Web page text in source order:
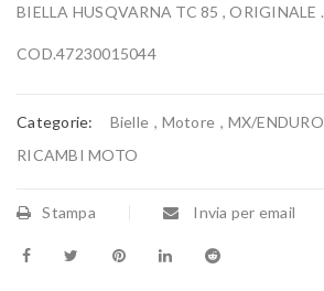
BIELLA HUSQVARNA TC 85 , ORIGINALE .
COD.47230015044
Categorie: Bielle , Motore , MX/ENDURO
RICAMBI MOTO
Stampa Invia per email